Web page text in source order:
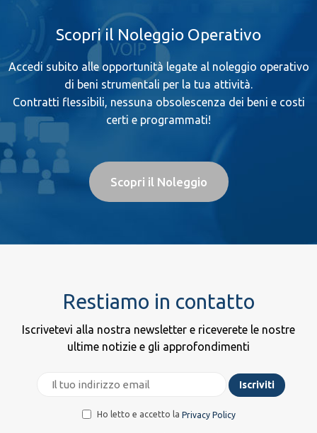
Scopri il Noleggio Operativo
Accedi subito alle opportunità legate al noleggio operativo
di beni strumentali per la tua attività.
Contratti flessibili, nessuna obsolescenza dei beni e costi
certi e programmati!
Scopri il Noleggio
Restiamo in contatto
Iscrivetevi alla nostra newsletter e riceverete le nostre
ultime notizie e gli approfondimenti
Ho letto e accetto la Privacy Policy